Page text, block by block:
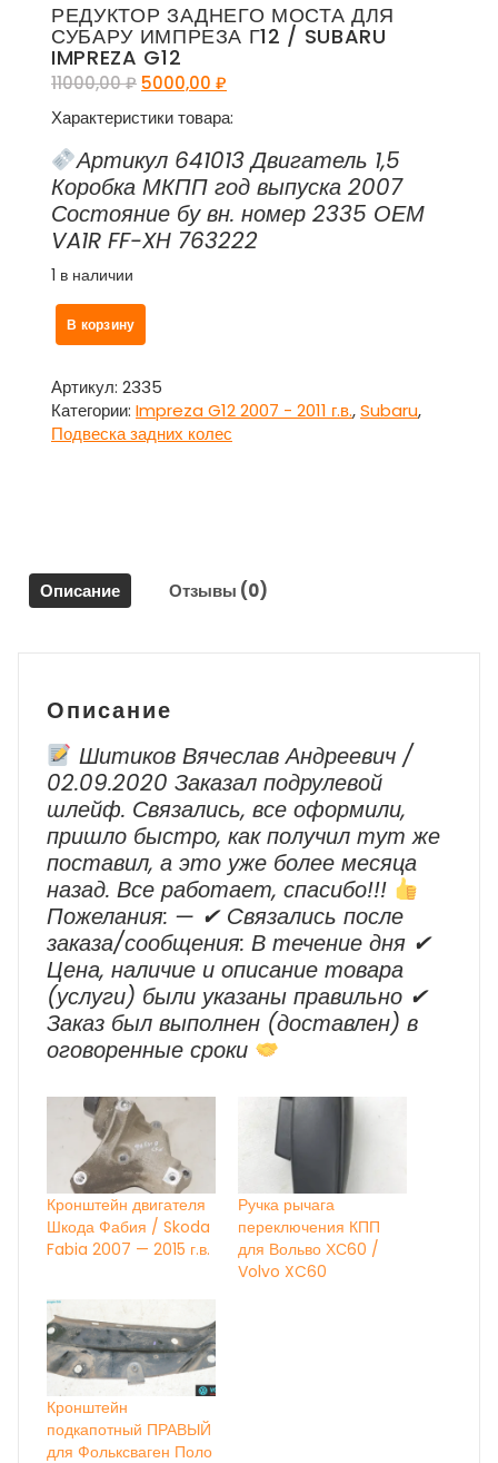
РЕДУКТОР ЗАДНЕГО МОСТА ДЛЯ
СУБАРУ ИМПРЕЗА Г12 / SUBARU
IMPREZA G12
11000,00₽ Первоначальная
составляла
11000,00 ₽.
5000,00 ₽
5000,00 ₽.
Характеристики товара:
Артикул 641013 Двигатель 1,5
Коробка МКПП год выпуска 2007
Состояние бу вн. номер 2335 ОЕМ
VA1R FF-XH 763222
1 в наличии
Количество
товара
заднего
моста
для
Impreza
G12
В корзину
Артикул: 2335
Категории: Impreza G12 2007 - 2011 г.в.,Subaru,
Подвеска задних колес
Описание Отзывы (0)
Описание
Шитиков Вячеслав Андреевич /
02.09.2020 Заказал подрулевой
шлейф. Связались, все оформили,
пришло быстро, как получил тут же
поставил, а это уже более месяца
назад. Все работает, спасибо!!!
Пожелания: — ✔ Cвязались после
заказа/сообщения: В течение дня ✔
Цена, наличие и описание товара
(услуги) были указаны правильно ✔
Заказ был выполнен (доставлен) в
оговоренные сроки
Кронштейн двигателя
Шкода Фабия / Skoda
Fabia 2007 — 2015 г.в.
Ручка рычага
переключения КПП
для Вольво ХС60 /
Volvo XC60
Кронштейн
подкапотный ПРАВЫЙ
для Фольксваген Поло